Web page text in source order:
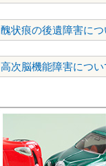
醜状痕の後遺障害につ
高次脳機能障害につい